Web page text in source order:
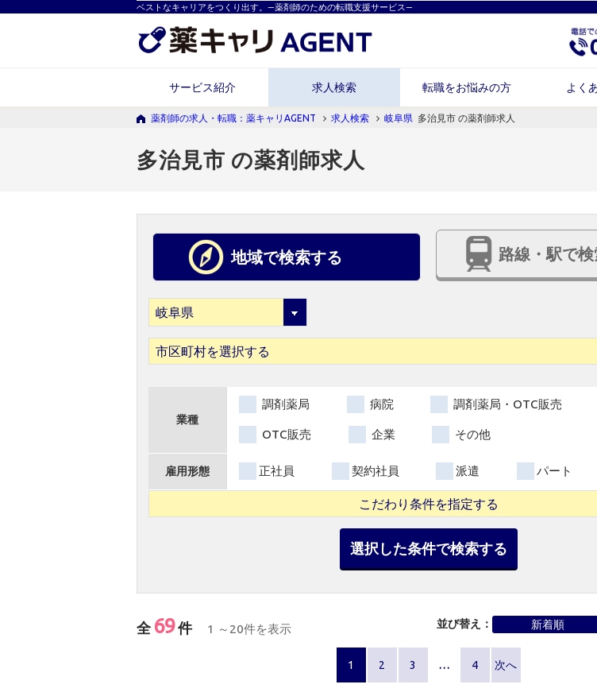
ベストなキャリアをつくり出す。―薬剤師のための転職支援サービス―
サービス紹介 求人検索 転職をお悩みの方 よく
薬剤師の求人・転職：薬キャリAGENT 求人検索 岐阜県 多治見市 の薬剤師求人
多治見市 の薬剤師求人
地域で検索する 路線・駅で
市区町村を選択する
業種
調剤薬局 病院 調剤薬局・OTC販売
OTC販売 企業 その他
雇用形態 正社員 契約社員 派遣 パート
こだわり条件を指定する
選択した条件で検索する
全 69件 1 ～20件を表示 並び替え： 新着順
1 2 3 … 4 次へ